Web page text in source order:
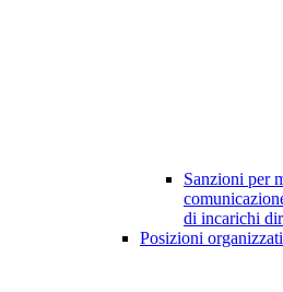
Sanzioni per
di incarichi
Posizioni